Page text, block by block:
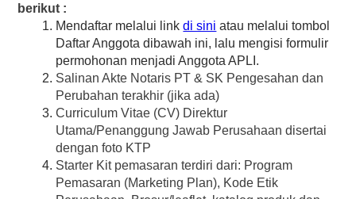
berikut :
Mendaftar melalui link di sini atau melalui tombol
Daftar Anggota dibawah ini, lalu mengisi formulir
permohonan menjadi Anggota APLI.
Salinan Akte Notaris PT & SK Pengesahan dan
Perubahan terakhir (jika ada)
Curriculum Vitae (CV) Direktur
Utama/Penanggung Jawab Perusahaan disertai
dengan foto KTP
Starter Kit pemasaran terdiri dari: Program
Pemasaran (Marketing Plan), Kode Etik